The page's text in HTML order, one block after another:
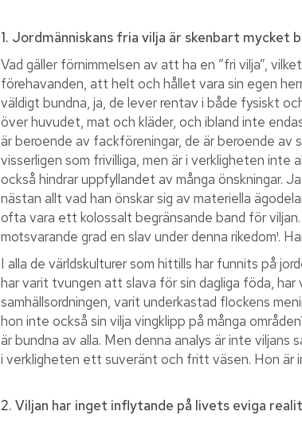
1. Jordmänniskans fria vilja är skenbart mycket
Vad gäller förnimmelsen av att ha en ”fri vilja”,
förehavanden, att helt och hållet vara sin egen
väldigt bundna, ja, de lever rentav i både fysiskt
över huvudet, mat och kläder, och ibland inte
är beroende av fackföreningar, de är beroende av
visserligen som frivilliga, men är i verkligheten inte
också hindrar uppfyllandet av många önskningar.
nästan allt vad han önskar sig av materiella
ofta vara ett kolossalt begränsande band för
motsvarande grad en slav under denna rikedom¹.
I alla de världskulturer som hittills har funnits på
har varit tvungen att slava för sin dagliga föda,
samhällsordningen, varit underkastad flockens
hon inte också sin vilja vingklipp på många
är bundna av alla. Men denna analys är inte
i verkligheten ett suveränt och fritt väsen. Hon är
2. Viljan har inget inflytande på livets eviga